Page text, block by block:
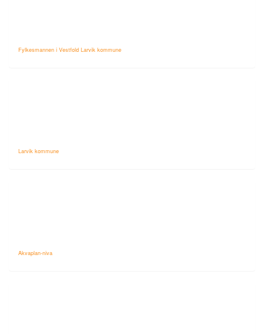
Fylkesmannen i Vestfold Larvik kommune
Larvik kommune
Akvaplan-niva